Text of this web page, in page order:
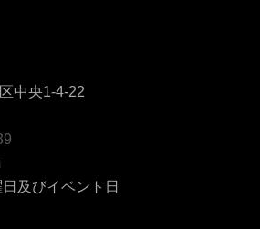
中央1-4-22
及びイベント日